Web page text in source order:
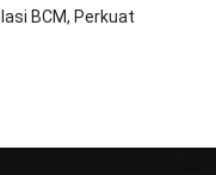
BCM, Perkuat